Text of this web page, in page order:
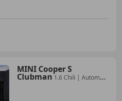
MINI Cooper S
Clubman 1.6 Chili | Automaat